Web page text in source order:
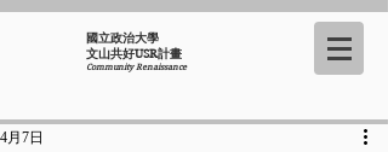
國立政治大學
​文山共好USR計畫
Community Renaissance
4月7日